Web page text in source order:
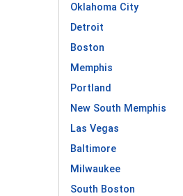
Oklahoma City
Detroit
Boston
Memphis
Portland
New South Memphis
Las Vegas
Baltimore
Milwaukee
South Boston